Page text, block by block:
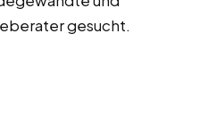
gesucht.